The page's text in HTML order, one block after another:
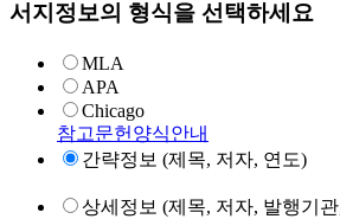
서지정보의 형식을 선택하세요
MLA
APA
Chicago
참고문헌양식안내
간략정보 (제목, 저자, 연도)
상세정보 (제목, 저자, 발행기